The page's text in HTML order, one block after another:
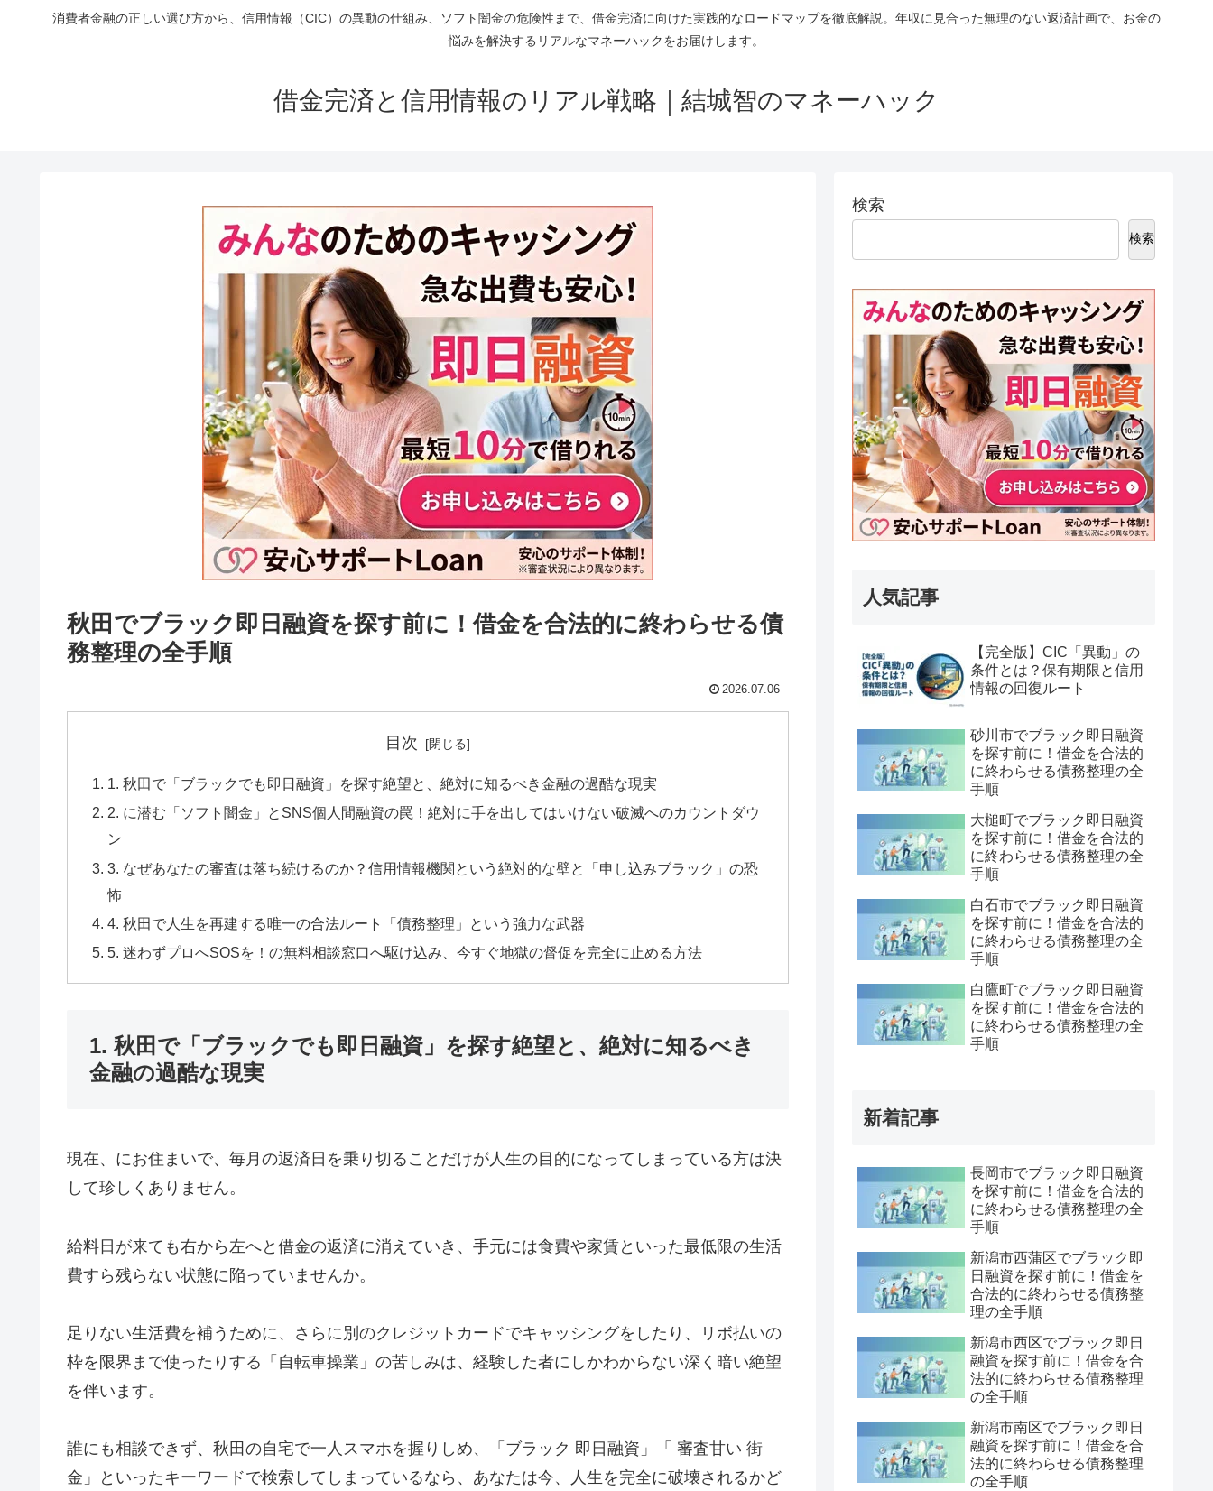
消費者金融の正しい選び方から、信用情報（CIC）の異動の仕組み、ソフト闇金の危険性まで、借金完済に向けた実践的なロードマップを徹底解説。年収に見合った無理のない返済計画で、お金の
悩みを解決するリアルなマネーハックをお届けします。
借金完済と信用情報のリアル戦略｜結城智のマネーハック
秋田でブラック即日融資を探す前に！借金を合法的に終わらせる債
務整理の全手順
2026.07.06
目次
1. 秋田で「ブラックでも即日融資」を探す絶望と、絶対に知るべき金融の過酷な現実
2. に潜む「ソフト闇金」とSNS個人間融資の罠！絶対に手を出してはいけない破滅へのカウントダウ
ン
3. なぜあなたの審査は落ち続けるのか？信用情報機関という絶対的な壁と「申し込みブラック」の恐
怖
4. 秋田で人生を再建する唯一の合法ルート「債務整理」という強力な武器
5. 迷わずプロへSOSを！の無料相談窓口へ駆け込み、今すぐ地獄の督促を完全に止める方法
1. 秋田で「ブラックでも即日融資」を探す絶望と、絶対に知るべき
金融の過酷な現実
現在、にお住まいで、毎月の返済日を乗り切ることだけが人生の目的になってしまっている方は決
して珍しくありません。
給料日が来ても右から左へと借金の返済に消えていき、手元には食費や家賃といった最低限の生活
費すら残らない状態に陥っていませんか。
足りない生活費を補うために、さらに別のクレジットカードでキャッシングをしたり、リボ払いの
枠を限界まで使ったりする「自転車操業」の苦しみは、経験した者にしかわからない深く暗い絶望
を伴います。
誰にも相談できず、秋田の自宅で一人スマホを握りしめ、「ブラック 即日融資」「 審査甘い 街
金」といったキーワードで検索してしまっているなら、あなたは今、人生を完全に破壊されるかど
検索
検索
人気記事
【完全版】CIC「異動」の
条件とは？保有期限と信用
情報の回復ルート
砂川市でブラック即日融資
を探す前に！借金を合法的
に終わらせる債務整理の全
手順
大槌町でブラック即日融資
を探す前に！借金を合法的
に終わらせる債務整理の全
手順
白石市でブラック即日融資
を探す前に！借金を合法的
に終わらせる債務整理の全
手順
白鷹町でブラック即日融資
を探す前に！借金を合法的
に終わらせる債務整理の全
手順
新着記事
長岡市でブラック即日融資
を探す前に！借金を合法的
に終わらせる債務整理の全
手順
新潟市西蒲区でブラック即
日融資を探す前に！借金を
合法的に終わらせる債務整
理の全手順
新潟市西区でブラック即日
融資を探す前に！借金を合
法的に終わらせる債務整理
の全手順
新潟市南区でブラック即日
融資を探す前に！借金を合
法的に終わらせる債務整理
の全手順